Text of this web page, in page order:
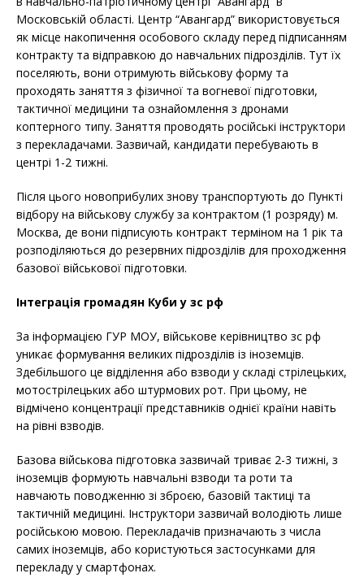
Московській області. Центр “Авангард” використовується
як місце накопичення особового складу перед підписанням
контракту та відправкою до навчальних підрозділів. Тут їх
поселяють, вони отримують військову форму та
проходять заняття з фізичної та вогневої підготовки,
тактичної медицини та ознайомлення з дронами
коптерного типу. Заняття проводять російські інструктори
з перекладачами. Зазвичай, кандидати перебувають в
центрі 1-2 тижні.
Після цього новоприбулих знову транспортують до Пункті
відбору на військову службу за контрактом (1 розряду) м.
Москва, де вони підписують контракт терміном на 1 рік та
розподіляються до резервних підрозділів для проходження
базової військової підготовки.
Інтеграція громадян Куби у зс рф
За інформацією ГУР МОУ, військове керівництво зс рф
уникає формування великих підрозділів із іноземців.
Здебільшого це відділення або взводи у складі стрілецьких,
мотострілецьких або штурмових рот. При цьому, не
відмічено концентрації представників однієї країни навіть
на рівні взводів.
Базова військова підготовка зазвичай триває 2-3 тижні, з
іноземців формують навчальні взводи та роти та
навчають поводженню зі зброєю, базовій тактиці та
тактичній медицині. Інструктори зазвичай володіють лише
російською мовою. Перекладачів призначають з числа
самих іноземців, або користуються застосунками для
перекладу у смартфонах.